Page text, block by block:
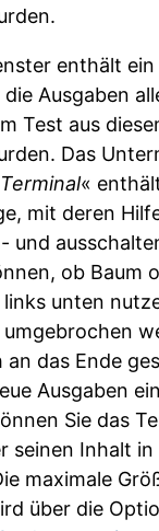
enthält ein
Ausgaben
Test aus
Das
Terminal«
mit deren
und
ob Baum
unten
umgebrochen
an das Ende
Ausgaben
Sie das
seinen Inhalt in
maximale
über die